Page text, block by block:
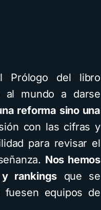
Prólogo del libro
al mundo a darse
reforma sino una
con las cifras y
para revisar el
Nos hemos
rankings que se
equipos de